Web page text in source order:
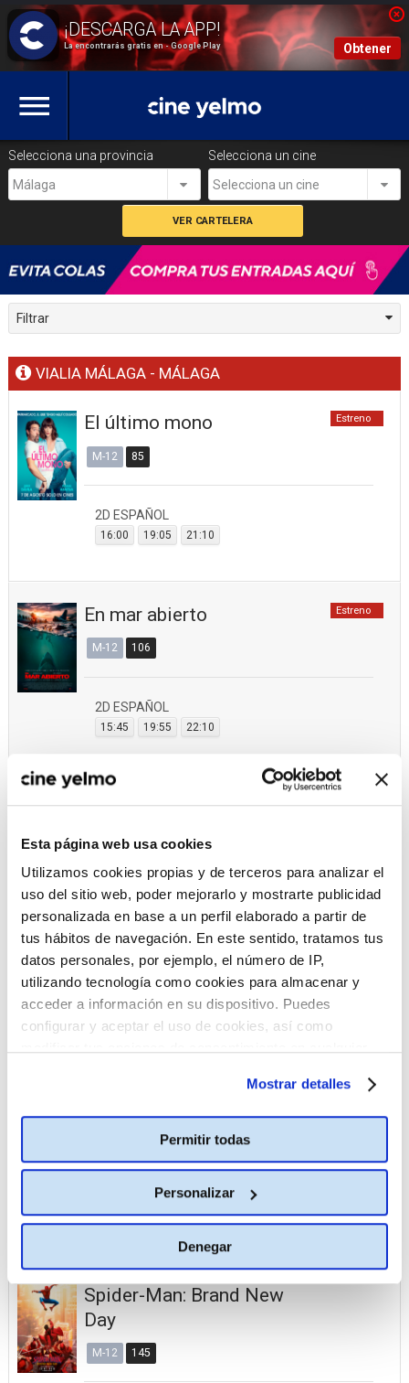
La encontrarás gratis en - Google Play Obtener
Esta página web usa cookies
Utilizamos cookies propias y de terceros para analizar el
uso del sitio web, poder mejorarlo y mostrarte publicidad
personalizada en base a un perfil elaborado a partir de
tus hábitos de navegación. En este sentido, tratamos tus
datos personales, por ejemplo, el número de IP,
utilizando tecnología como cookies para almacenar y
acceder a información en su dispositivo. Puedes
configurar y aceptar el uso de cookies, así como
Mostrar detalles
Permitir todas
Personalizar
Denegar
Selecciona una provincia
Málaga
Selecciona un cine
Selecciona un cine
Filtrar
VIALIA MÁLAGA - MÁLAGA
Estreno
El último mono
M-12 85
2D ESPAÑOL
16:00 19:05 21:10
Estreno
En mar abierto
M-12 106
2D ESPAÑOL
15:45 19:55 22:10
Assassination Classroom:
compartimos
2D JAPONÉS
SUBTITULADO EN
ESPAÑOL (VOSE)
18:00
La Patrulla Canina: La dino
2D ESPAÑOL
15:45 17:40 19:35 21:30
Spider-Man: Brand New
Day
M-12 145